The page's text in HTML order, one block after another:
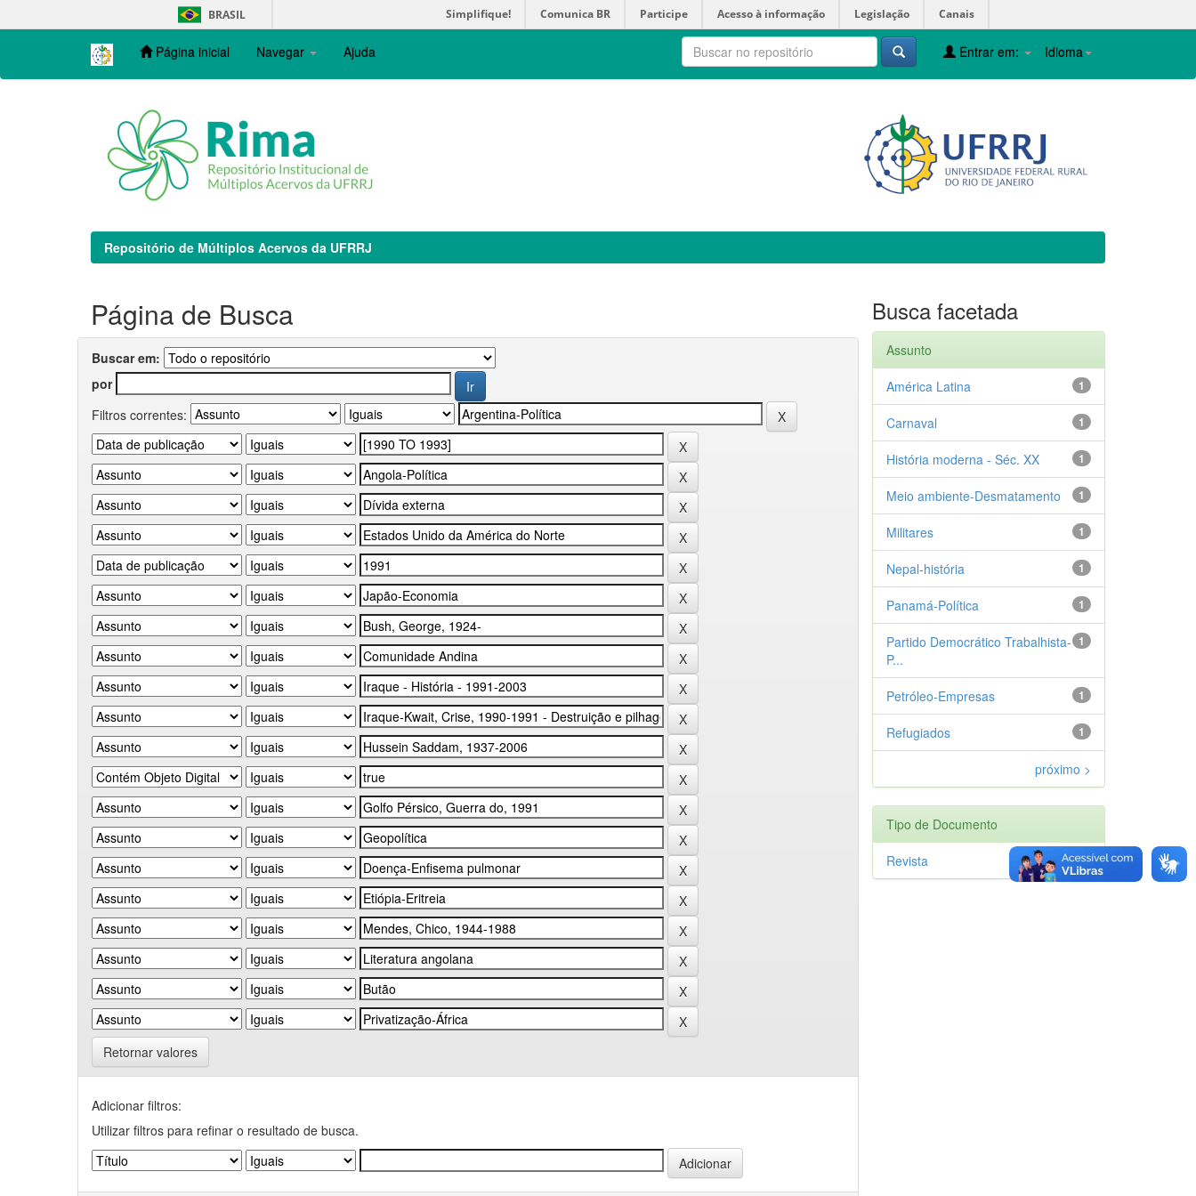
navigation
BRASIL Simplifique! Comunica BR Participe Acesso à informação Legislação Canais
Página inicial Navegar Ajuda Idioma
Entrar em:
Repositório de Múltiplos Acervos da UFRRJ
Página de Busca
Buscar em:
por
Filtros correntes:
Retornar valores
Adicionar filtros:
Utilizar filtros para refinar o resultado de busca.
Busca facetada
Assunto
1
América Latina
1
Carnaval
1
História moderna - Séc. XX
1
Meio ambiente-Desmatamento
1
Militares
1
Nepal-história
1
Panamá-Política
1
Partido Democrático Trabalhista-
P...
1
Petróleo-Empresas
1
Refugiados
próximo >
Tipo de Documento
1
Revista